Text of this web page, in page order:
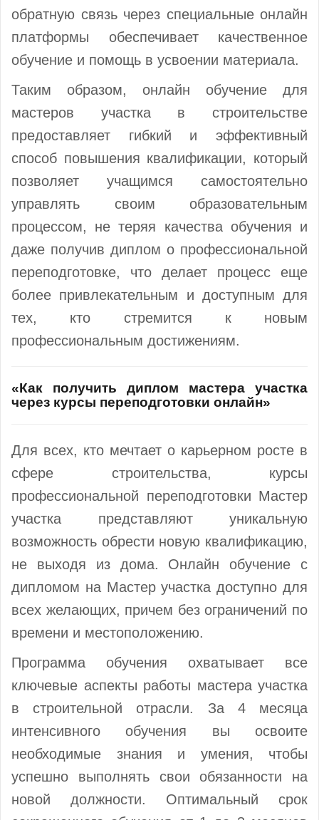
обратную связь через специальные онлайн
платформы обеспечивает качественное
обучение и помощь в усвоении материала.
Таким образом, онлайн обучение для
мастеров участка в строительстве
предоставляет гибкий и эффективный
способ повышения квалификации, который
позволяет учащимся самостоятельно
управлять своим образовательным
процессом, не теряя качества обучения и
даже получив диплом о профессиональной
переподготовке, что делает процесс еще
более привлекательным и доступным для
тех, кто стремится к новым
профессиональным достижениям.
«Как получить диплом мастера участка
через курсы переподготовки онлайн»
Для всех, кто мечтает о карьерном росте в
сфере строительства, курсы
профессиональной переподготовки Мастер
участка представляют уникальную
возможность обрести новую квалификацию,
не выходя из дома. Онлайн обучение с
дипломом на Мастер участка доступно для
всех желающих, причем без ограничений по
времени и местоположению.
Программа обучения охватывает все
ключевые аспекты работы мастера участка
в строительной отрасли. За 4 месяца
интенсивного обучения вы освоите
необходимые знания и умения, чтобы
успешно выполнять свои обязанности на
новой должности. Оптимальный срок